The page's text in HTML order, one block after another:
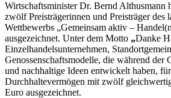
Wirtschaftsminister Dr. Bernd Althusmann
zwölf Preisträgerinnen und Preisträger des
Wettbewerbs „Gemeinsam aktiv –
ausgezeichnet. Unter dem Motto „Danke
Einzelhandelsunternehmen,
Genossenschaftsmodelle, die während der
und nachhaltige Ideen entwickelt haben,
Durchhaltevermögen mit zwölf
Euro ausgezeichnet.